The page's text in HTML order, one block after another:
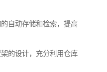
自动存储和检索，提高
的设计，充分利用仓库